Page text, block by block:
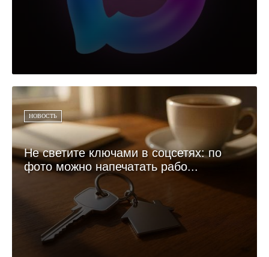
НОВОСТЬ
Не светите ключами в соцсетях: по
фото можно напечатать рабо...